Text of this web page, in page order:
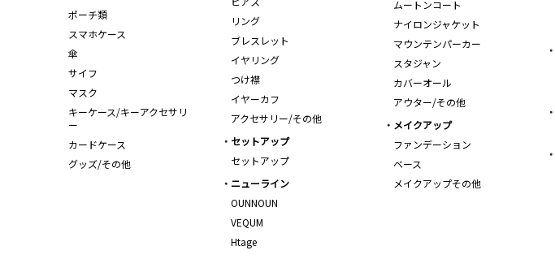
ムートンコート
ナイロンジャケット
マウンテンパーカー
スタジャン
カバーオール
アウター/その他
リング
ブレスレット
イヤリング
つけ襟
イヤーカフ
アクセサリー/その他
ポーチ類
スマホケース
傘
サイフ
マスク
キーケース/キーアクセサリ
ー
カードケース
グッズ/その他
メイクアップ
ファンデーション
ベース
メイクアップその他
セットアップ
セットアップ
ニューライン
OUNNOUN
VEQUM
Htage